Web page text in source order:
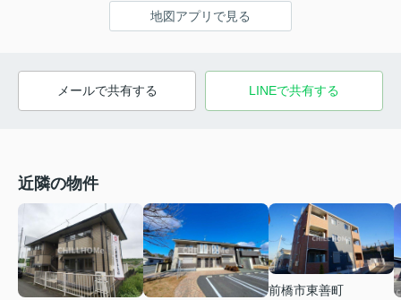
地図アプリで見る
メールで共有する LINEで共有する
近隣の物件
前橋市東善町